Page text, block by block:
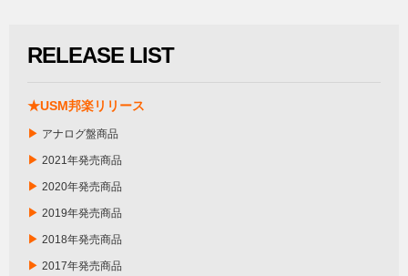
RELEASE LIST
★USM邦楽リリース
▶ アナログ盤商品
▶ 2021年発売商品
▶ 2020年発売商品
▶ 2019年発売商品
▶ 2018年発売商品
▶ 2017年発売商品